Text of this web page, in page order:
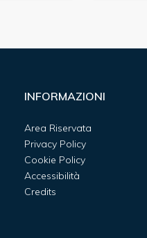
INFORMAZIONI
Area Riservata
Privacy Policy
Cookie Policy
Accessibilità
Credits